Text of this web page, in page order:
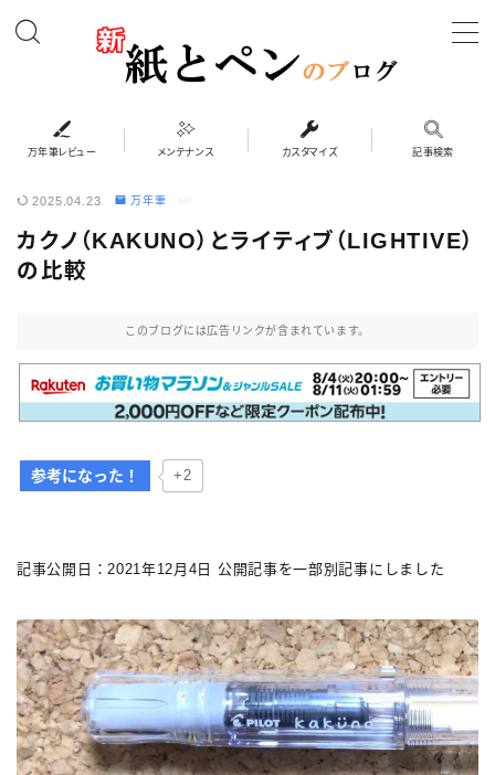
万年筆レビュー
カスタマイズ
メンテナンス
システム手帳・バインダー
インク・紙
検索
万年筆レビュー メンテナンス カスタマイズ 記事検索
2025.04.23 万年筆
カクノ（KAKUNO）とライティブ（LIGHTIVE）
の比較
このブログには広告リンクが含まれています。
参考になった！ +2
記事公開日：2021年12月4日 公開記事を一部別記事にしました